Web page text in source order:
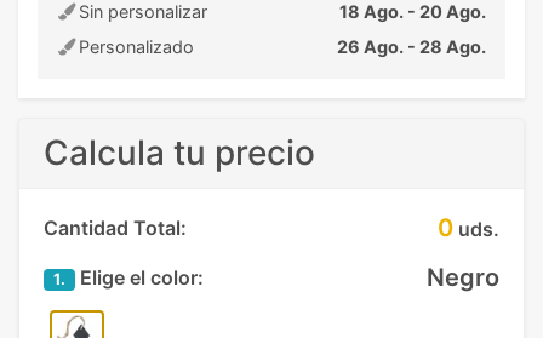
Sin personalizar
18 Ago. - 20 Ago.
Personalizado
26 Ago. - 28 Ago.
Calcula tu precio
Cantidad Total: 0 uds.
1. Elige el color: Negro